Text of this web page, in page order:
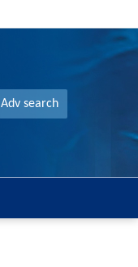
Adv search